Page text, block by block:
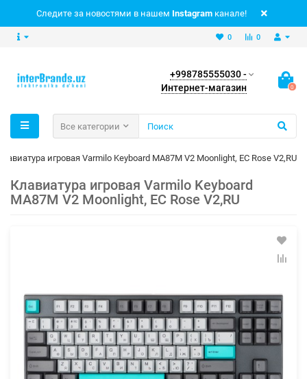
Следите за новостями в нашем Instagram канале!
0
0
+998785555030 -
Интернет-магазин
0
Все категории
игровая Varmilo Keyboard MA87M V2 Moonlight, EC Rose V2,RU
Клавиатура игровая Varmilo Keyboard
MA87M V2 Moonlight, EC Rose V2,RU